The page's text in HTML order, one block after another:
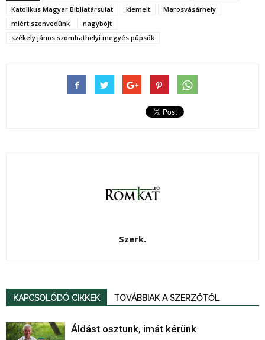
Katolikus Magyar Bibliatársulat
kiemelt
Marosvásárhely
miért szenvedünk
nagyböjt
székely jános szombathelyi megyés püpsök
Szerk.
KAPCSOLÓDÓ CIKKEK TOVÁBBIAK A SZERZŐTŐL
Áldást osztunk, imát kérünk